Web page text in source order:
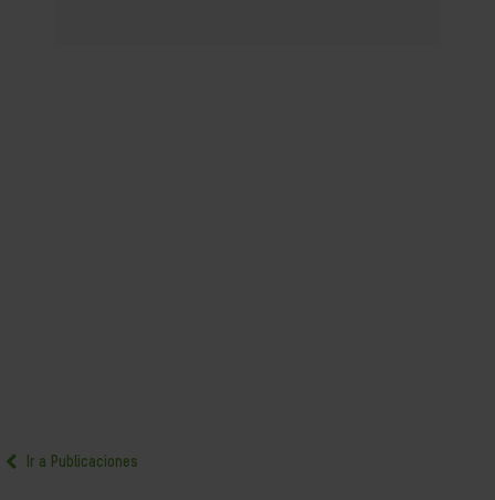
Ir a Publicaciones